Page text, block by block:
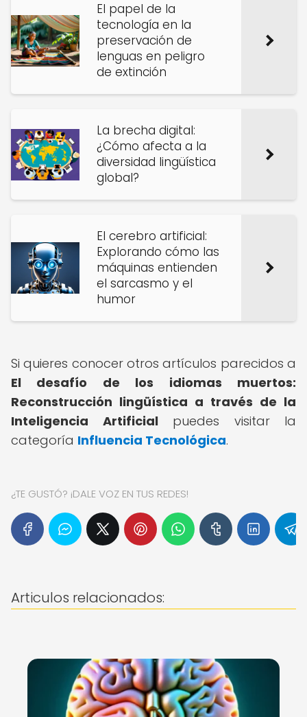
El papel de la
tecnología en la
preservación de
lenguas en peligro
de extinción
La brecha digital:
¿Cómo afecta a la
diversidad lingüística
global?
El cerebro artificial:
Explorando cómo las
máquinas entienden
el sarcasmo y el
humor
Si quieres conocer otros artículos parecidos a
El desafío de los idiomas muertos:
Reconstrucción lingüística a través de la
Inteligencia Artificialpuedes visitar la
categoría Influencia Tecnológica.
¿TE GUSTÓ? ¡DALE VOZ EN TUS REDES!
Articulos relacionados: